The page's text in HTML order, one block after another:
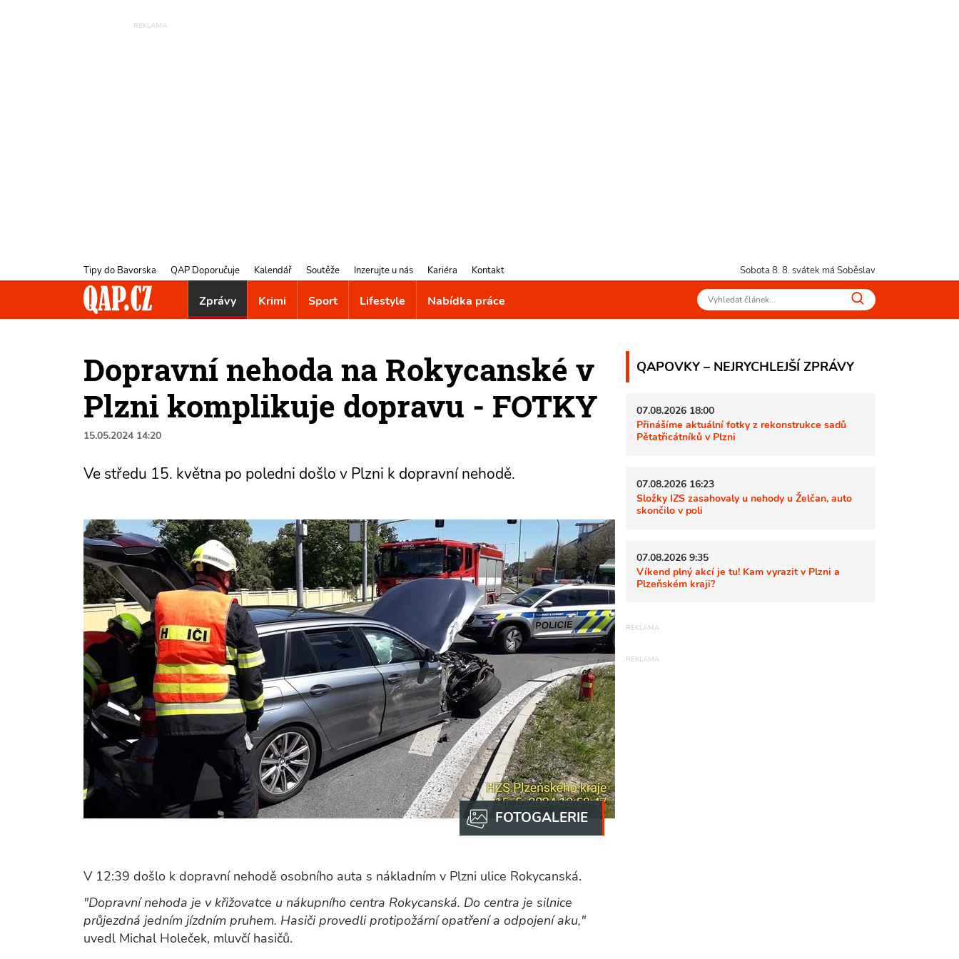
Tipy do Bavorska QAP Doporučuje Kalendář Soutěže Inzerujte u nás Kariéra Kontakt Sobota 8. 8. svátek má Soběslav
Zprávy Krimi Sport Lifestyle Nabídka práce
Dopravní nehoda na Rokycanské v
Plzni komplikuje dopravu - FOTKY
15.05.2024 14:20
Ve středu 15. května po poledni došlo v Plzni k dopravní nehodě.
V 12:39 došlo k dopravní nehodě osobního auta s nákladním v Plzni ulice Rokycanská.
"Dopravní nehoda je v křižovatce u nákupního centra Rokycanská. Do centra je silnice
průjezdná jedním jízdním pruhem. Hasiči provedli protipožární opatření a odpojení aku,"
uvedl Michal Holeček, mluvčí hasičů.
QAPOVKY – NEJRYCHLEJŠÍ ZPRÁVY
07.08.2026 18:00
Přinášíme aktuální fotky z rekonstrukce sadů
Pětatřicátníků v Plzni
07.08.2026 16:23
Složky IZS zasahovaly u nehody u Želčan, auto
skončilo v poli
07.08.2026 9:35
Víkend plný akcí je tu! Kam vyrazit v Plzni a
Plzeňském kraji?